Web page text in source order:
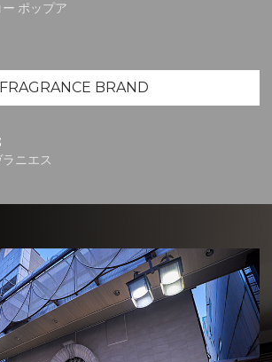
ポップア
FRAGRANCE BRAND
ニエス